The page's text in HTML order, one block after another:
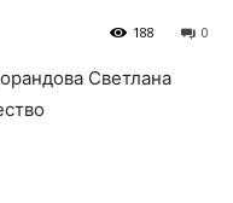
0
188
Светлана